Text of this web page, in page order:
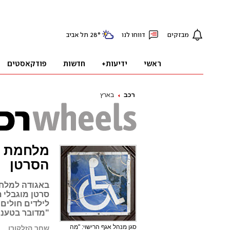
רכב בארץ
מלחמת
הסרטן
באגודה
סרטן
לילדים
"מדובר
שחר הזלקורן סגן מנהל אגף הרישוי: "מה